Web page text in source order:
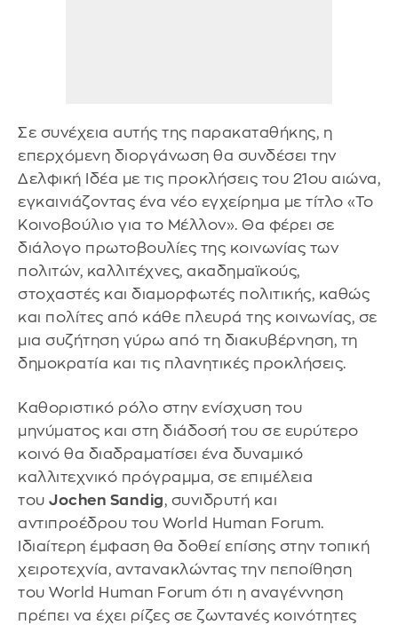
Σε συνέχεια αυτής της παρακαταθήκης, η
επερχόμενη διοργάνωση θα συνδέσει την
Δελφική Ιδέα με τις προκλήσεις του 21ου αιώνα,
εγκαινιάζοντας ένα νέο εγχείρημα με τίτλο «Το
Κοινοβούλιο για το Μέλλον». Θα φέρει σε
διάλογο πρωτοβουλίες της κοινωνίας των
πολιτών, καλλιτέχνες, ακαδημαϊκούς,
στοχαστές και διαμορφωτές πολιτικής, καθώς
και πολίτες από κάθε πλευρά της κοινωνίας, σε
μια συζήτηση γύρω από τη διακυβέρνηση, τη
δημοκρατία και τις πλανητικές προκλήσεις.
Kαθοριστικό ρόλο στην ενίσχυση του
μηνύματος και στη διάδοσή του σε ευρύτερο
κοινό θα διαδραματίσει ένα δυναμικό
καλλιτεχνικό πρόγραμμα, σε επιμέλεια
του Jochen Sandig, συνιδρυτή και
αντιπροέδρου του World Human Forum.
Ιδιαίτερη έμφαση θα δοθεί επίσης στην τοπική
χειροτεχνία, αντανακλώντας την πεποίθηση
του World Human Forum ότι η αναγέννηση
πρέπει να έχει ρίζες σε ζωντανές κοινότητες